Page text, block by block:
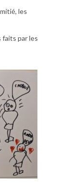
les
faits par les